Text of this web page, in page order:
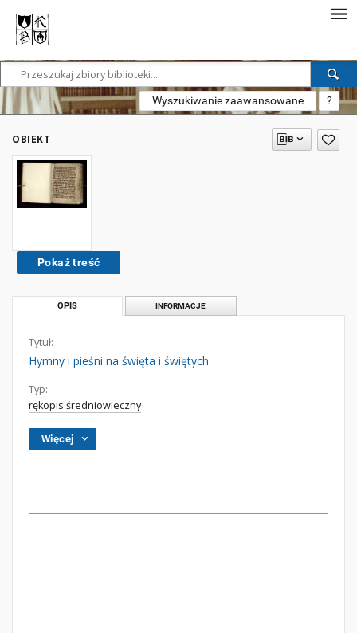
Wyszukiwanie zaawansowane ?
OBIEKT
Pokaż treść
OPIS INFORMACJE
Tytuł:
Hymny i pieśni na święta i świętych
Typ:
rękopis średniowieczny
Więcej